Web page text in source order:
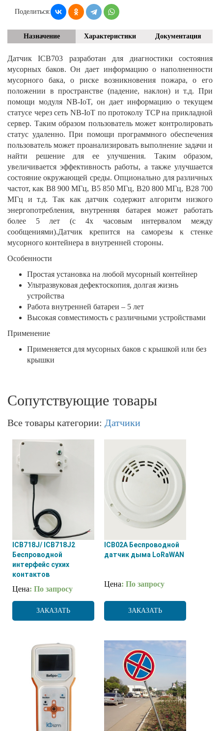
Поделиться:
Назначение Характеристики Документация
Датчик ICB703 разработан для диагностики состояния
мусорных баков. Он дает информацию о наполненности
мусорного бака, о риске возникновения пожара, о его
положении в пространстве (падение, наклон) и т.д. При
помощи модуля NB-IoT, он дает информацию о текущем
статусе через сеть NB-IoT по протоколу TCP на прикладной
сервер. Таким образом пользователь может контролировать
статус удаленно. При помощи программного обеспечения
пользователь может проанализировать выполнение задачи и
найти решение для ее улучшения. Таким образом,
увеличивается эффективность работы, а также улучшается
состояние окружающей среды. Опционально для различных
частот, как В8 900 МГц, В5 850 МГц, В20 800 МГц, В28 700
МГц и т.д. Так как датчик содержит алгоритм низкого
энергопотребления, внутренняя батарея может работать
более 5 лет (с 4х часовым интервалом между
сообщениями).Датчик крепится на саморезы к стенке
мусорного контейнера в внутренней стороны.
Особенности
Простая установка на любой мусорный контейнер
Ультразвуковая дефектоскопия, долгая жизнь
устройства
Работа внутренней батареи – 5 лет
Высокая совместимость с различными устройствами
Применение
Применяется для мусорных баков с крышкой или без
крышки
Сопутствующие товары
Все товары категории: Датчики
ICB718J/ ICB718J2
Беспроводной
интерфейс сухих
контактов
Цена: По запросу
ЗАКАЗАТЬ
ICB02А Беспроводной
датчик дыма LoRaWAN
Цена: По запросу
ЗАКАЗАТЬ